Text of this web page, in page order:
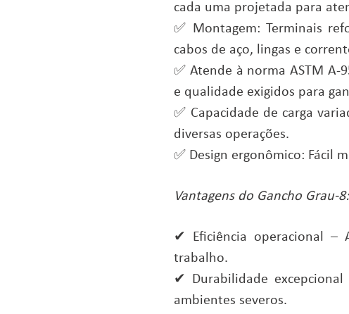
cada uma projetada para
✅ Montagem: Terminais
cabos de aço, lingas e
✅ Atende à norma ASTM A-
e qualidade exigidos para
✅ Capacidade de carga
diversas operações.
✅ Design ergonômico: Fácil
Vantagens do Gancho Grau-8:
✔ Eficiência operacional –
trabalho.
✔ Durabilidade
ambientes severos.